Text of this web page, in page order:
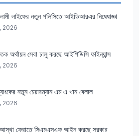
লাইফের নতুন পলিসিতে আইডিআরএর নিষেধাজ্ঞা
2026
অর্থায়ন সেবা চালু করছে আইপিডিসি ফাইন্যান্স
2026
ব্যাংকের নতুন চেয়ারম্যান এম এ খান বেলাল
2026
আস্থা ফেরাতে সিএমএসএফ আইন করছে সরকার